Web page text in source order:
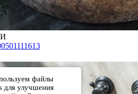
файлы
для улучшения